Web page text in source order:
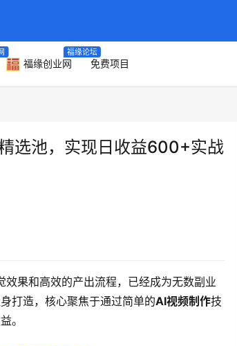
福缘创业网
福缘论坛
免费项目
选池，实现日收益600+实战
效果和高效的产出流程，已经成为无数副业
打造，核心聚焦于通过简单的AI视频制作技
。